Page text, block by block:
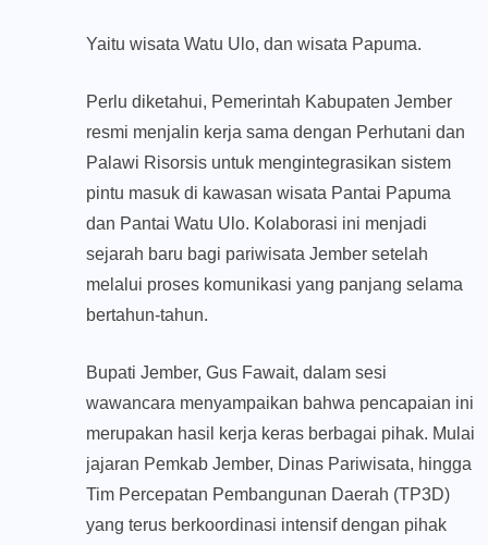
Yaitu wisata Watu Ulo, dan wisata Papuma.
Perlu diketahui, Pemerintah Kabupaten Jember
resmi menjalin kerja sama dengan Perhutani dan
Palawi Risorsis untuk mengintegrasikan sistem
pintu masuk di kawasan wisata Pantai Papuma
dan Pantai Watu Ulo. Kolaborasi ini menjadi
sejarah baru bagi pariwisata Jember setelah
melalui proses komunikasi yang panjang selama
bertahun-tahun.
​Bupati Jember, Gus Fawait, dalam sesi
wawancara menyampaikan bahwa pencapaian ini
merupakan hasil kerja keras berbagai pihak. Mulai
jajaran Pemkab Jember, Dinas Pariwisata, hingga
Tim Percepatan Pembangunan Daerah (TP3D)
yang terus berkoordinasi intensif dengan pihak